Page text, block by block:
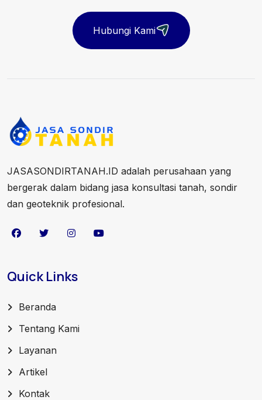
Hubungi Kami
JASASONDIRTANAH.ID adalah perusahaan yang
bergerak dalam bidang jasa konsultasi tanah, sondir
dan geoteknik profesional.
Quick Links
Beranda
Tentang Kami
Layanan
Artikel
Kontak